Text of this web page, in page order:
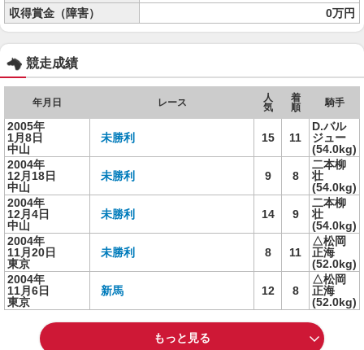
収得賞金（障害）
0万円
競走成績
年月日 レース
人
気
着
順
騎手
2005年
1月8日
中山
未勝利 15 11
D.バル
ジュー
(54.0kg)
2004年
12月18日
中山
未勝利 9 8
二本柳
壮
(54.0kg)
2004年
12月4日
中山
未勝利 14 9
二本柳
壮
(54.0kg)
2004年
11月20日
東京
未勝利 8 11
△松岡
正海
(52.0kg)
2004年
11月6日
東京
新馬 12 8
△松岡
正海
(52.0kg)
もっと見る